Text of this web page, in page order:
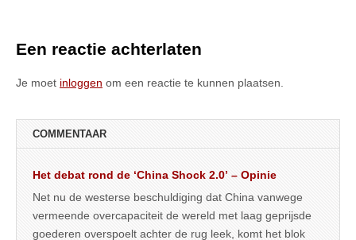
Een reactie achterlaten
Je moet inloggen om een reactie te kunnen plaatsen.
COMMENTAAR
Het debat rond de ‘China Shock 2.0’ – Opinie
Net nu de westerse beschuldiging dat China vanwege
vermeende overcapaciteit de wereld met laag geprijsde
goederen overspoelt achter de rug leek, komt het blok